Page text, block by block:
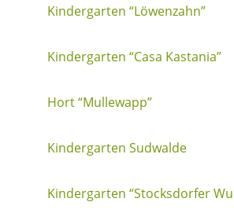
Kindergarten “Löwenzahn”
Kindergarten “Casa Kastania”
Hort “Mullewapp”
Kindergarten Sudwalde
Kindergarten “Stocksdorfer